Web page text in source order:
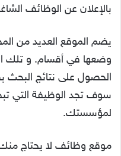
بالإعلان عن الوظائف
يضم الموقع العديد من
وضعها في أقسام. و تلك
الحصول على نتائج
سوف تجد الوظيفة التي
لمؤسستك.
موقع وظائف لا يحتاج